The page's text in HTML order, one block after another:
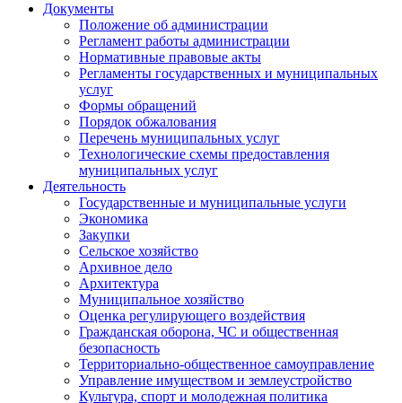
Документы
Положение об администрации
Регламент работы администрации
Нормативные правовые акты
Регламенты государственных и муниципальных
услуг
Формы обращений
Порядок обжалования
Перечень муниципальных услуг
Технологические схемы предоставления
муниципальных услуг
Деятельность
Государственные и муниципальные услуги
Экономика
Закупки
Сельское хозяйство
Архивное дело
Архитектура
Муниципальное хозяйство
Оценка регулирующего воздействия
Гражданская оборона, ЧС и общественная
безопасность
Территориально-общественное самоуправление
Управление имуществом и землеустройство
Культура, спорт и молодежная политика